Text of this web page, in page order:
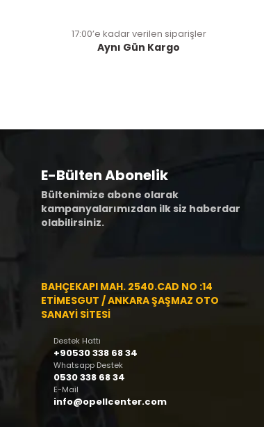
17:00’e kadar verilen siparişler
Aynı Gün Kargo
E-Bülten Abonelik
Bültenimize abone olarak
kampanyalarımızdan ilk siz haberdar
olabilirsiniz.
BAHÇEKAPI MAH. 2540.CAD NO :14
ETİMESGUT / ANKARA ŞAŞMAZ OTO
SANAYİ SİTESİ
Destek Hattı
+90530 338 68 34
Whatsapp Destek
0530 338 68 34
E-Mail
info@opellcenter.com